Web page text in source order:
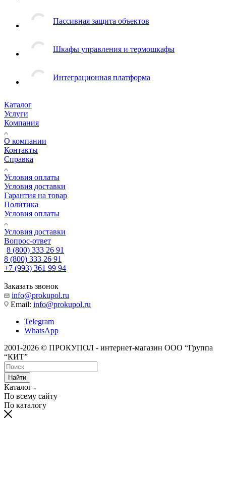
Пассивная защита объектов
Шкафы управления и термошкафы
Интеграционная платформа
Каталог
Услуги
Компания
О компании
Контакты
Справка
Условия оплаты
Условия доставки
Гарантия на товар
Политика
Условия оплаты
Условия доставки
Вопрос-ответ
8 (800) 333 26 91
8 (800) 333 26 91
+7 (993) 361 99 94
Заказать звонок
info@prokupol.ru
Email: info@prokupol.ru
Telegram
WhatsApp
2001-2026 © ПРОКУПОЛ - интернет-магазин ООО “Группа
“КИТ”
Найти
Каталог
По всему сайту
По каталогу